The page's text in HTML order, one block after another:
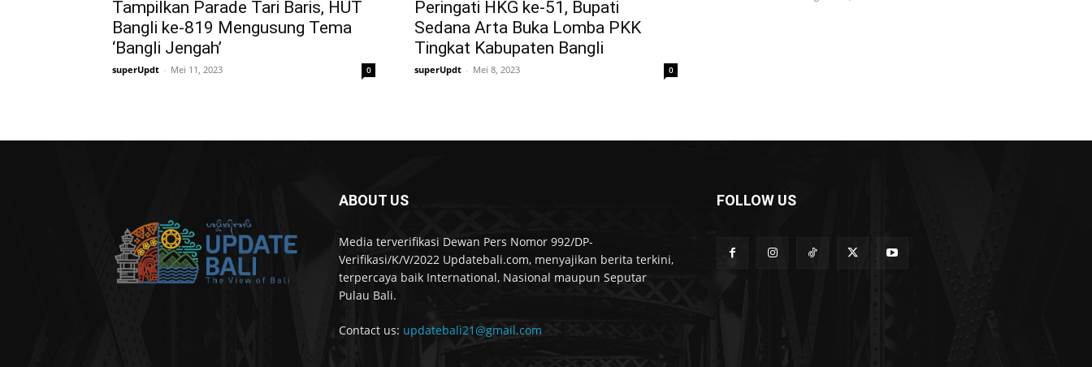
Tampilkan Parade Tari Baris, HUT
Bangli ke-819 Mengusung Tema
‘Bangli Jengah’
superUpdt - Mei 11, 2023 0
Peringati HKG ke-51, Bupati
Sedana Arta Buka Lomba PKK
Tingkat Kabupaten Bangli
superUpdt - Mei 8, 2023 0
ABOUT US
Media terverifikasi Dewan Pers Nomor 992/DP-
Verifikasi/K/V/2022 Updatebali.com, menyajikan berita terkini,
terpercaya baik International, Nasional maupun Seputar
Pulau Bali.
Contact us: updatebali21@gmail.com
FOLLOW US